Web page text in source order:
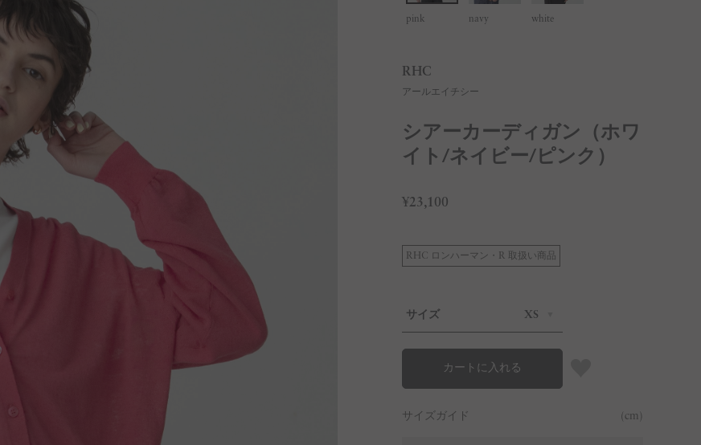
pink navy white
RHC
アールエイチシー
シアーカーディガン（ホワ
イト/ネイビー/ピンク）
¥23,100
RHC ロンハーマン・R 取扱い商品
サイズ XS
カートに入れる
サイズガイド (cm)